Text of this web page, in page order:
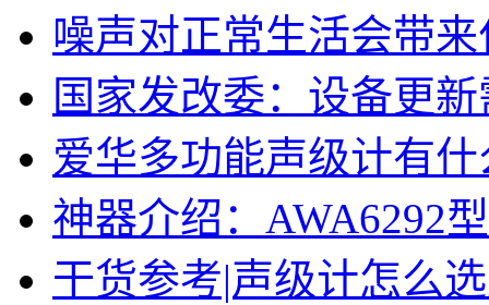
噪声对正常生活会带
国家发改委：设备更
爱华多功能声级计有
神器介绍：AWA6292
干货参考|声级计怎么